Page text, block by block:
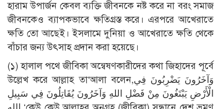
হারাম উপার্জন কেবল ব্যক্তি জীবনকে নষ্ট করে না বরং সমাজ
জীবনকেও ব্যাপকভাবে ক্ষতিগ্রস্ত করে। এরপরে আখেরাতে
ক্ষতি তো আছেই। ইসলামে দুনিয়া ও আখেরাতে ক্ষতি থেকে
বাঁচার জন্য উৎসাহ প্রদান করা হয়েছে।
(১) হালাল পথে জীবিকা অন্বেষণকারীদের কথা জিহাদের পূর্বে
উল্লেখ করে আল্লাহ তা‘আলা বলেন,وَآخَرُونَ يَضْرِبُونَ فِي
الْأَرْضِ يَبْتَغُونَ مِنْ فَضْلِ اللهِ وَآخَرُونَ يُقَاتِلُونَ فِي سَبِيلِ